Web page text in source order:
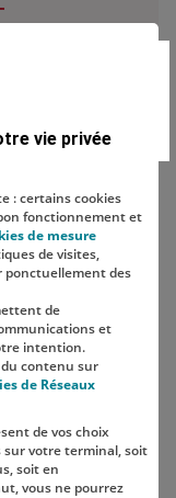
vie privée
: certains cookies
fonctionnement et
de mesure
de visites,
ponctuellement des
de
et
intention.
contenu sur
de Réseaux
de vos choix
sur votre terminal, soit
soit en
vous ne pourrez